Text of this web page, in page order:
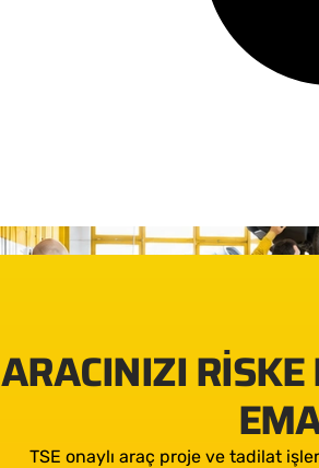
ARACINIZI RISKE
TSE onaylı araç proje ve tadilat